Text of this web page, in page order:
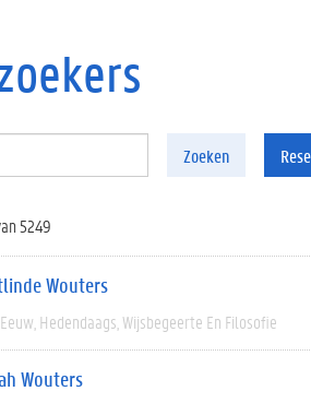
Zoeken
5249
Wouters
Hedendaags Wijsbegeerte En Filosofie
Wouters